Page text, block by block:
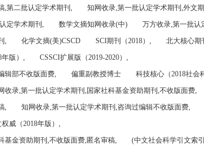
,第二批认定学术期刊,
知网收录,第一批认定学术期刊,外文
定学术期刊,
数学文摘知网收录(中)
万方收录,第一批认
,
化学文摘(美)CSCD SCI期刊（2018）,
北大核心期
年版）,
CSSCI扩展版（2019-2020）,
辑部不收版面费,
偏重副教授博士
科技核心（2018社会
收录,第一批认定学术期刊,国家社科基金资助期刊,不收版面费,
,
知网收录,第一批认定学术期刊,咨询过编辑不收版面费,
权威（2018年版）,
基金资助期刊,不收版面费,匿名审稿,
(中文社会科学引文索